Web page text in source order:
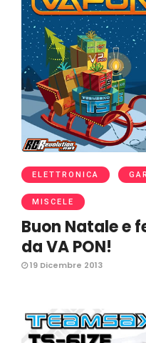
ELETTRONICA
MISCELE
Buon Natale e
da VA PON!
19 Dicembre 2013